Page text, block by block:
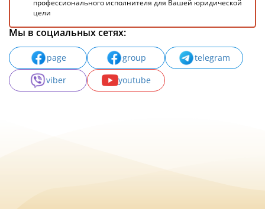
профессионального исполнителя для Вашей юридической
цели
Мы в социальных сетях:
page group
telegram
viber
youtube